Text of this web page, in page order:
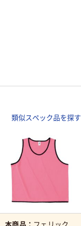
類似スペック品を探す